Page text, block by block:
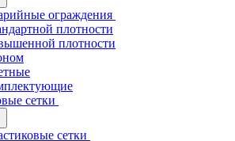
ограждения
плотности
плотности
сетки
сетки